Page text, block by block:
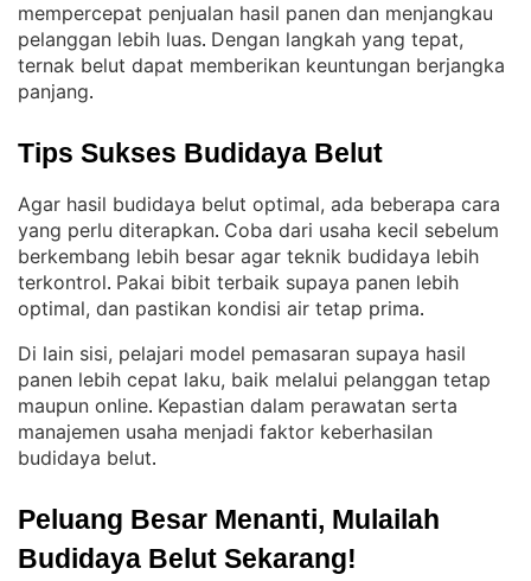
mempercepat penjualan hasil panen dan menjangkau
pelanggan lebih luas. Dengan langkah yang tepat,
ternak belut dapat memberikan keuntungan berjangka
panjang.
Tips Sukses Budidaya Belut
Agar hasil budidaya belut optimal, ada beberapa cara
yang perlu diterapkan. Coba dari usaha kecil sebelum
berkembang lebih besar agar teknik budidaya lebih
terkontrol. Pakai bibit terbaik supaya panen lebih
optimal, dan pastikan kondisi air tetap prima.
Di lain sisi, pelajari model pemasaran supaya hasil
panen lebih cepat laku, baik melalui pelanggan tetap
maupun online. Kepastian dalam perawatan serta
manajemen usaha menjadi faktor keberhasilan
budidaya belut.
Peluang Besar Menanti, Mulailah
Budidaya Belut Sekarang!